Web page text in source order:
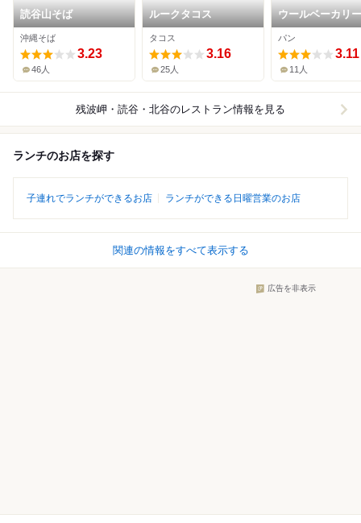
読谷山そば
沖縄そば
3.23
46人
ルークタコス
タコス
3.16
25人
ウールベーカリー
パン
3.11
11人
残波岬・読谷・北谷のレストラン情報を見る
ランチのお店を探す
子連れでランチができるお店 ランチができる日曜営業のお店
関連の情報をすべて表示する
広告を非表示